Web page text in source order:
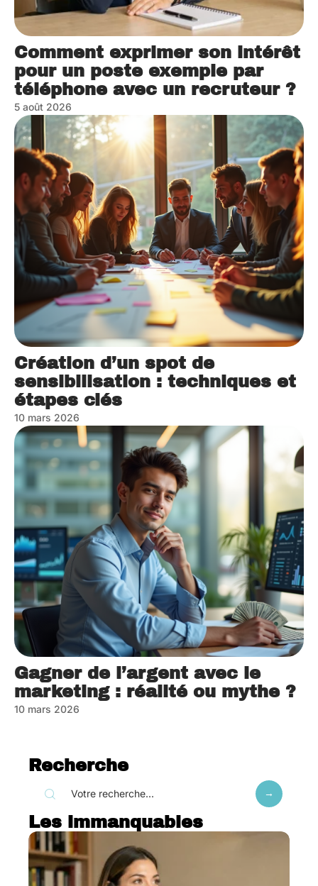
Comment exprimer son intérêt
pour un poste exemple par
téléphone avec un recruteur ?
5 août 2026
Création d’un spot de
sensibilisation : techniques et
étapes clés
10 mars 2026
Gagner de l’argent avec le
marketing : réalité ou mythe ?
10 mars 2026
Recherche
Les immanquables